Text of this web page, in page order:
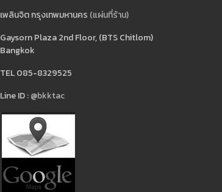
เพลินจิต กรุงเทพมหานคร (แผ่นที่ร้าน)
Gaysorn Plaza 2nd Floor, (BTS Chitlom)
Bangkok
TEL 085-8329525
Line ID :@bkktac